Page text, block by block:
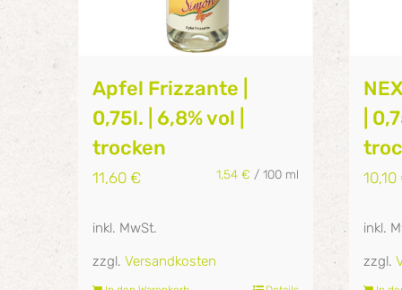
Apfel Frizzante |
0,75l. | 6,8% vol |
trocken
11,60 € 1,54 € / 100 ml
inkl. MwSt.
zzgl. Versandkosten
|
10,10
inkl.
zzgl.